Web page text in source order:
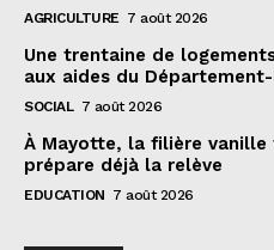
AGRICULTURE 7 août 2026
Une trentaine de
aux aides du
SOCIAL 7 août 2026
À Mayotte, la filière
prépare déjà la relève
EDUCATION 7 août 2026